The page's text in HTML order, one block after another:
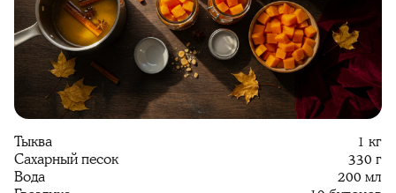
Тыква
1 кг
Сахарный песок
330 г
Вода
200 мл